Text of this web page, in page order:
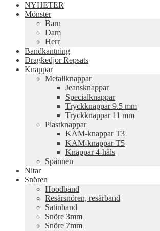
NYHETER
Mönster
Barn
Dam
Herr
Bandkantning
Dragkedjor Repsats
Knappar
Metallknappar
Jeansknappar
Specialknappar
Tryckknappar 9.5 mm
Tryckknappar 11 mm
Plastknappar
KAM-knappar T3
KAM-knappar T5
Knappar 4-håls
Spännen
Nitar
Snören
Hoodband
Resårsnören, resårband
Satinband
Snöre 3mm
Snöre 7mm